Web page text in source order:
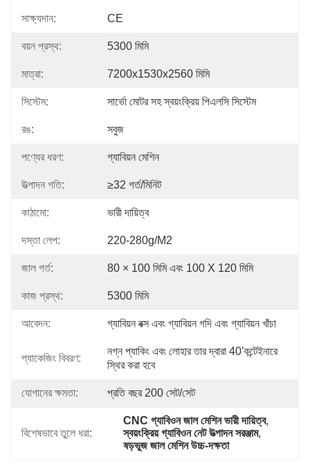
সাক্ষ্যদান: CE
বয়ন প্রস্থ: 5300 মিমি
মাত্রা: 7200x1530x2560 মিমি
সিস্টেম: সার্ভো মোটর সহ স্বয়ংক্রিয় পিএলসি সিস্টেম
রঙ: সবুজ
পণ্যের ধরণ: গ্যাবিয়ন মেশিন
উত্পাদন গতি: ≥32 গর্ত/মিনিট
কাঠামো: ভারী দায়িত্ব
দস্তা লেপ: 220-280g/m2
জাল গর্ত: 80 × 100 মিমি এবং 100 X 120 মিমি
কাজ প্রস্থ: 5300 মিমি
আবেদন: গ্যাবিয়ন বক্স এবং গ্যাবিয়ন গদি এবং গ্যাবিয়ন খাঁচা
প্যাকেজিং বিবরণ:
নগ্ন প্যাকিং এবং লোহার তার দ্বারা 40'কন্টেইনারে
স্থির করা হবে
যোগানের ক্ষমতা: প্রতি বছর 200 সেট/সেট
বিশেষভাবে তুলে ধরা:
CNC গ্যাবিওন জাল মেশিন ভারী দায়িত্ব,
স্বয়ংক্রিয় গ্যাবিওন নেট উত্পাদন সরঞ্জাম,
ষড়ভুজ জাল মেশিন উচ্চ-দক্ষতা